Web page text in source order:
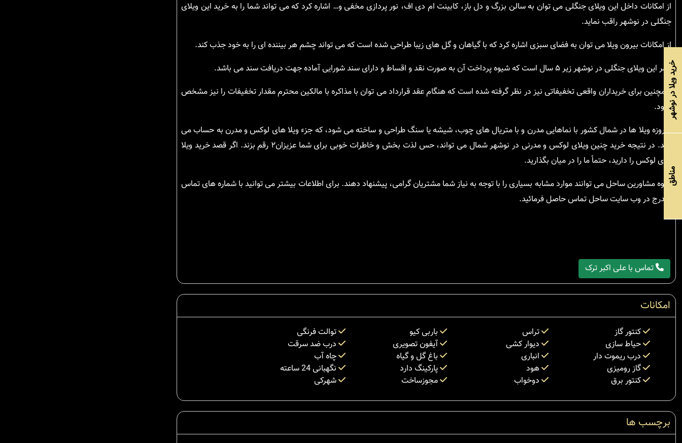
از امکانات داخل این ویلای جنگلی می توان به سالن بزرگ و دل باز، کابینت ام دی اف، نور پردازی مخفی و… اشاره کرد که می تواند شما را به خرید این ویلای
جنگلی در نوشهر راقب نماید.
از امکانات بیرون ویلا می توان به فضای سبزی اشاره کرد که با گیاهان و گل های زیبا طراحی شده است که می تواند چشم هر بیننده ای را به خود جذب کند.
عمر این ویلای جنگلی در نوشهر زیر ۵ سال است که شیوه پرداخت آن به صورت نقد و اقساط و دارای سند شورایی آماده جهت دریافت سند می باشد.
همچنین برای خریداران واقعی تخفیفاتی نیز در نظر گرفته شده است که هنگام عقد قرارداد می توان با مذاکره با مالکین محترم مقدار تخفیفات را نیز مشخص
نمود.
امروزه ویلا ها در شمال کشور با نماهایی مدرن و با متریال های چوب، شیشه یا سنگ طراحی و ساخته می شود، که جزء ویلا های لوکس و مدرن به حساب می
یاید. در نتیجه خرید چنین ویلای لوکس و مدرنی در نوشهر شمال می تواند، حس لذت بخش و خاطرات خوبی برای شما عزیزان۲ رقم بزند. اگر قصد خرید ویلا
های لوکس را دارید، حتماً ما را در میان بگذارید.
گروه مشاورین ساحل می توانند موارد مشابه بسیاری را با توجه به نیاز شما مشتریان گرامی، پیشنهاد دهند. برای اطلاعات بیشتر می توانید با شماره های تماس
مندرج در وب سایت ساحل تماس حاصل فرمائید.
تماس با علی اکبر ترک
امکانات
کنتور گاز تراس باربی کیو
توالت فرنگی
حیاط سازی
دیوار کشی آیفون تصویری
درب ضد سرقت
درب ریموت دار
انباری باغ گل و گیاه
چاه آب
گاز رومیزی
هود پارکینگ دارد
نگهبانی 24 ساعته
کنتور برق
دوخواب مجوزساخت شهرکی
برچسب ها
خرید ویلا در نوشهر
مناطق